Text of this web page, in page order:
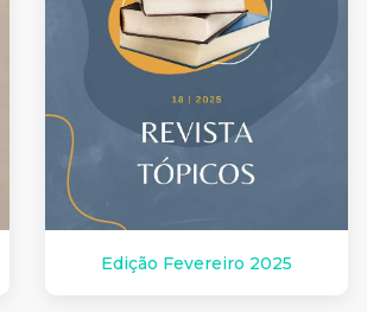
Edição Fevereiro 2025